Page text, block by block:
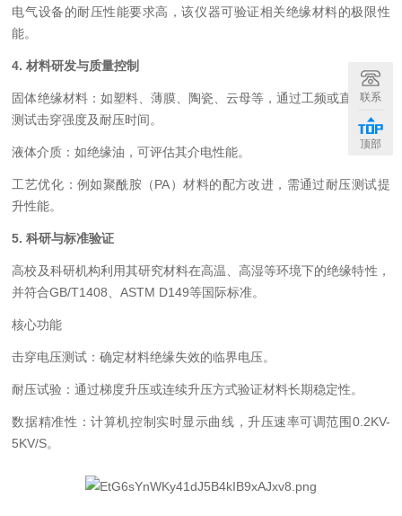
电气设备的耐压性能要求高，该仪器可验证相关绝缘材料的极限性
能‌。
4. ‌材料研发与质量控制‌
固体绝缘材料‌：如塑料、薄膜、陶瓷、云母等，通过工频或直流电压
测试击穿强度及耐压时间‌。
液体介质‌：如绝缘油，可评估其介电性能‌。
工艺优化‌：例如聚酰胺（PA）材料的配方改进，需通过耐压测试提
升性能‌。
5. ‌科研与标准验证‌
高校及科研机构利用其研究材料在高温、高湿等环境下的绝缘特性，
并符合GB/T1408、ASTM D149等国际标准‌。
核心功能
击穿电压测试‌：确定材料绝缘失效的临界电压‌。
耐压试验‌：通过梯度升压或连续升压方式验证材料长期稳定性‌。
数据精准性‌：计算机控制实时显示曲线，升压速率可调范围0.2KV-
5KV/S‌。
联系
顶部